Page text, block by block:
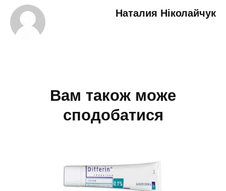
Наталия Ніколайчук
Вам також може
сподобатися